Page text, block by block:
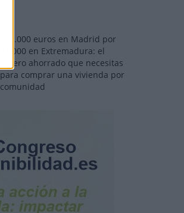
110.000 euros en Madrid por
31.000 en Extremadura: el
dinero ahorrado que necesitas
para comprar una vivienda por
comunidad